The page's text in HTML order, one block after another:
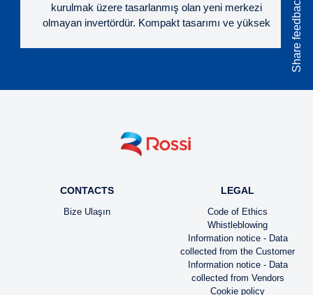
kurulmak üzere tasarlanmış olan yeni merkezi
olmayan invertördür. Kompakt tasarımı ve yüksek
CONTACTS
Bize Ulaşın
LEGAL
Code of Ethics
Whistleblowing
Information notice - Data
collected from the Customer
Information notice - Data
collected from Vendors
Cookie policy